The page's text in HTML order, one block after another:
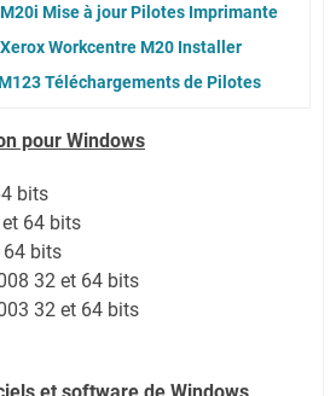
Mise à jour Pilotes Imprimante
Workcentre M20 Installer
Téléchargements de Pilotes
pour Windows
bits
64 bits
64 bits
32 et 64 bits
32 et 64 bits